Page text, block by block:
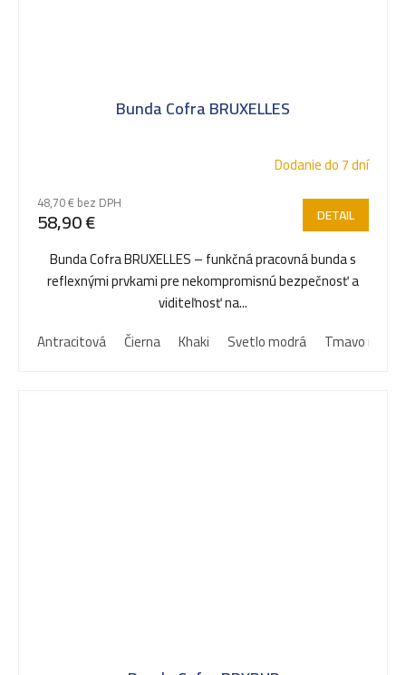
Bunda Cofra BRUXELLES
Dodanie do 7 dní
48,70 € bez DPH
58,90 € DETAIL
Bunda Cofra BRUXELLES – funkčná pracovná bunda s
reflexnými prvkami pre nekompromisnú bezpečnosť a
viditeľnosť na...
Antracitová
Čierna Khaki Svetlo modrá Tmavo modrá